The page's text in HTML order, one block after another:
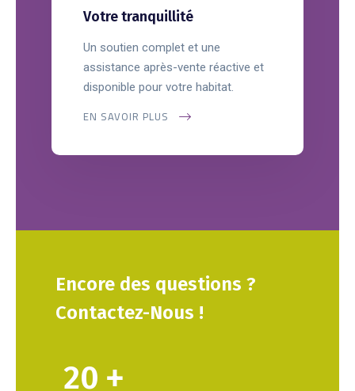
Votre tranquillité
Un soutien complet et une
assistance après-vente réactive et
disponible pour votre habitat.
EN SAVOIR PLUS
Encore des questions ?
Contactez-Nous !
20 +